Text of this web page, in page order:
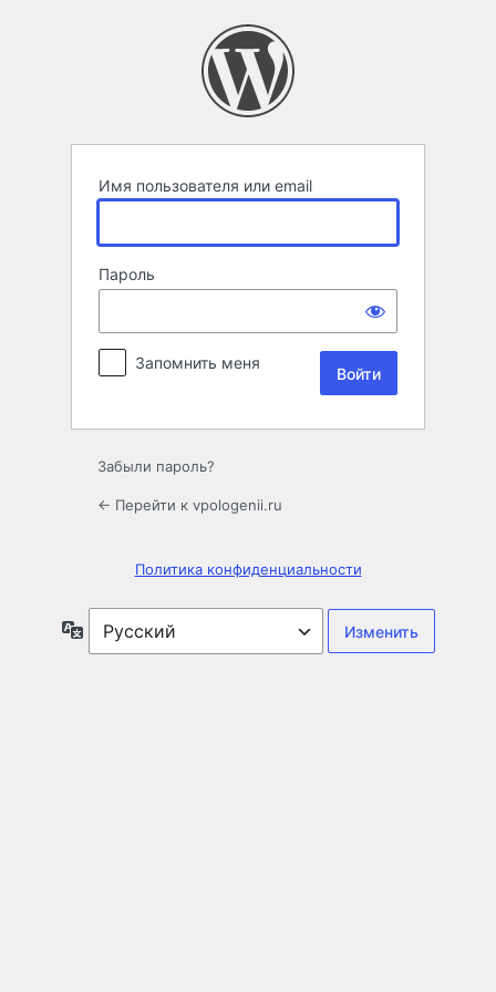
Имя пользователя или email
Пароль
Запомнить меня
Забыли пароль?
← Перейти к vpologenii.ru
Политика конфиденциальности
Язык